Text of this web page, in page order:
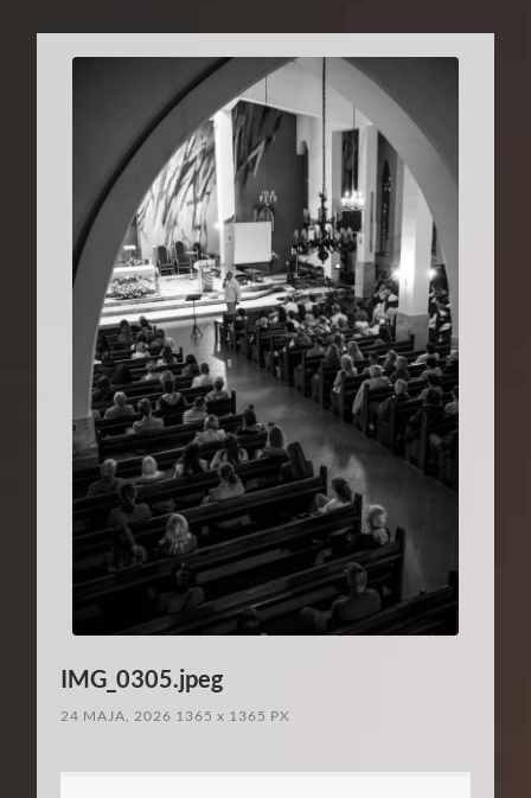
IMG_0305.jpeg
24 MAJA, 2026 1365x 1365 PX